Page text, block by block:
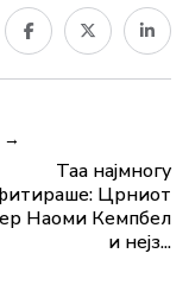
→
Таа најмногу
Црниот
Наоми Кемпбел
и нејз...